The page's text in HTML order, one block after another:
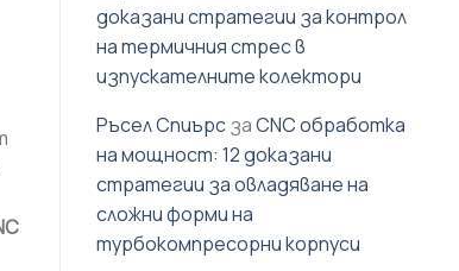
доказани стратегии за контрол
на термичния стрес в
изпускателните колектори
Ръсел Спиърс заCNC обработка
на мощност: 12 доказани
стратегии за овладяване на
сложни форми на
турбокомпресорни корпуси